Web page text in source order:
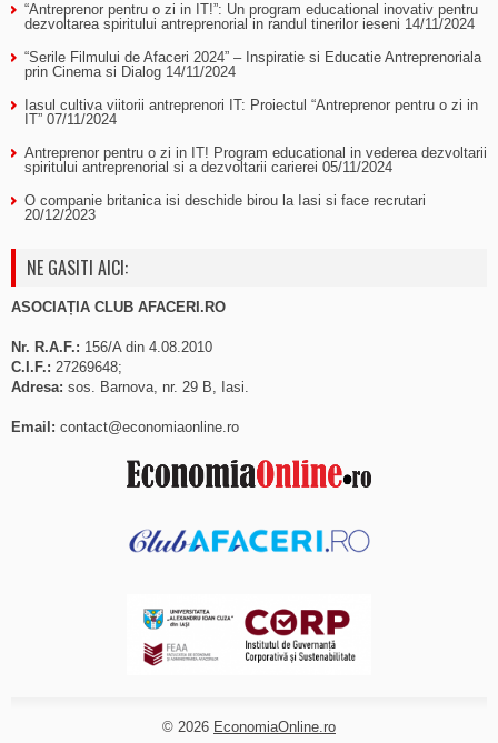
“Antreprenor pentru o zi in IT!”: Un program educational inovativ pentru
dezvoltarea spiritului antreprenorial in randul tinerilor ieseni 14/11/2024
“Serile Filmului de Afaceri 2024” – Inspiratie si Educatie Antreprenoriala
prin Cinema si Dialog 14/11/2024
Iasul cultiva viitorii antreprenori IT: Proiectul “Antreprenor pentru o zi in
IT” 07/11/2024
Antreprenor pentru o zi in IT! Program educational in vederea dezvoltarii
spiritului antreprenorial si a dezvoltarii carierei 05/11/2024
O companie britanica isi deschide birou la Iasi si face recrutari
20/12/2023
NE GASITI AICI:
ASOCIAȚIA CLUB AFACERI.RO
Nr. R.A.F.: 156/A din 4.08.2010
C.I.F.: 27269648;
Adresa: sos. Barnova, nr. 29 B, Iasi.
Email: contact@economiaonline.ro
© 2026 EconomiaOnline.ro